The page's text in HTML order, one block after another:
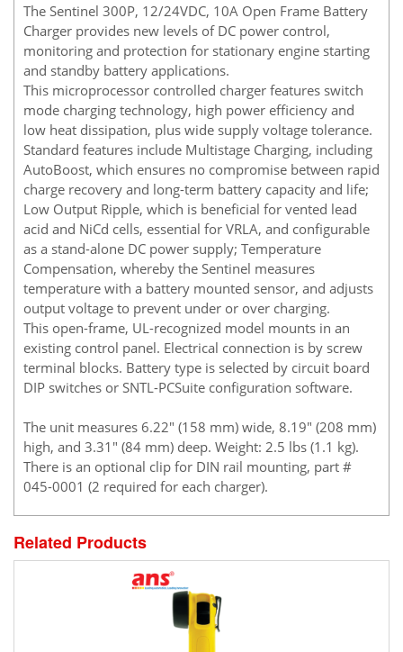
Dongdo Tech
Donghwa Valve
Dongkun
Dosing Pump
DR. NEUMANN Peltier-Technik
Driesen Kern
Dropsa Vietnam
Druck
DSTI
DUCATI
Duclean
Dukin Besko
Dunkermotoren
Durag
Dwyer
DYH
Dynisco
E2S
The Sentinel 300P, 12/24VDC, 10A Open Frame Battery
Charger provides new levels of DC power control,
monitoring and protection for stationary engine starting
and standby battery applications.
This microprocessor controlled charger features switch
mode charging technology, high power efficiency and
low heat dissipation, plus wide supply voltage tolerance.
Standard features include Multistage Charging, including
AutoBoost, which ensures no compromise between rapid
charge recovery and long-term battery capacity and life;
Low Output Ripple, which is beneficial for vented lead
acid and NiCd cells, essential for VRLA, and configurable
as a stand-alone DC power supply; Temperature
Compensation, whereby the Sentinel measures
temperature with a battery mounted sensor, and adjusts
output voltage to prevent under or over charging.
This open-frame, UL-recognized model mounts in an
existing control panel. Electrical connection is by screw
terminal blocks. Battery type is selected by circuit board
DIP switches or SNTL-PCSuite configuration software.
The unit measures 6.22" (158 mm) wide, 8.19" (208 mm)
high, and 3.31" (84 mm) deep. Weight: 2.5 lbs (1.1 kg).
There is an optional clip for DIN rail mounting, part #
045-0001 (2 required for each charger).
Related Products